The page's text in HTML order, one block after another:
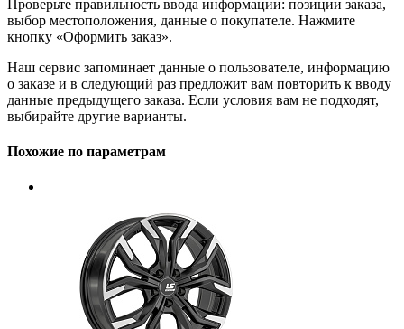
Проверьте правильность ввода информации: позиции заказа,
выбор местоположения, данные о покупателе. Нажмите
кнопку «Оформить заказ».
Наш сервис запоминает данные о пользователе, информацию
о заказе и в следующий раз предложит вам повторить к вводу
данные предыдущего заказа. Если условия вам не подходят,
выбирайте другие варианты.
Похожие по параметрам